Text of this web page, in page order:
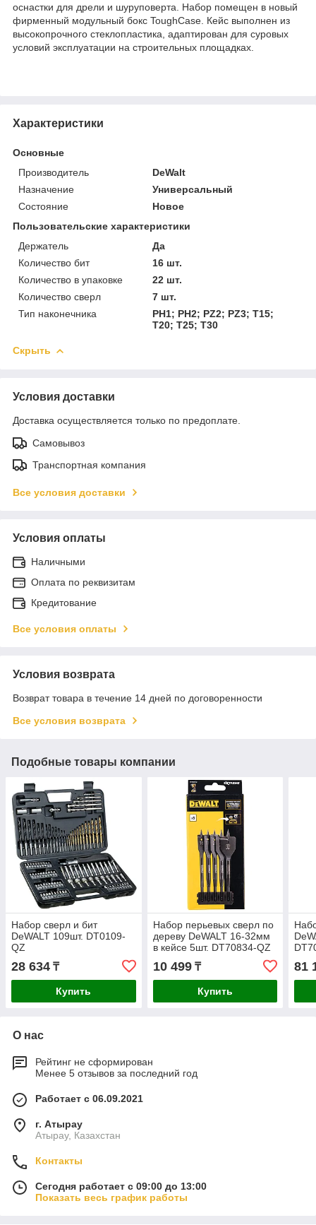
оснастки для дрели и шуруповерта. Набор помещен в новый
фирменный модульный бокс ToughCase. Кейс выполнен из
высокопрочного стеклопластика, адаптирован для суровых
условий эксплуатации на строительных площадках.
Характеристики
Основные
Производитель
DeWalt
Назначение
Универсальный
Состояние
Новое
Пользовательские характеристики
Держатель
Да
Количество бит
16 шт.
Количество в упаковке
22 шт.
Количество сверл
7 шт.
Тип наконечника
PH1; PH2; PZ2; PZ3; T15;
T20; T25; T30
Скрыть
Условия доставки
Доставка осуществляется только по предоплате.
Самовывоз
Транспортная компания
Все условия доставки
Условия оплаты
Наличными
Оплата по реквизитам
Кредитование
Все условия оплаты
Условия возврата
Возврат товара в течение 14 дней по договоренности
Все условия возврата
Подобные товары компании
Набор сверл и бит
DeWALT 109шт. DT0109-
QZ
28 634 ₸
Купить
Набор перьевых сверл по
дереву DeWALT 16-32мм
в кейсе 5шт. DT70834-QZ
10 499₸
Купить
81
О нас
Рейтинг не сформирован
Менее 5 отзывов за последний год
Работает с 06.09.2021
г. Атырау
Атырау, Казахстан
Контакты
Сегодня работает с 09:00 до 13:00
Показать весь график работы